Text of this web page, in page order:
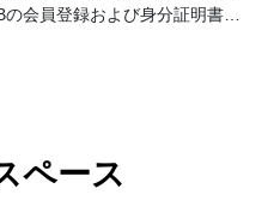
会員登録および身分証明書の
ペース